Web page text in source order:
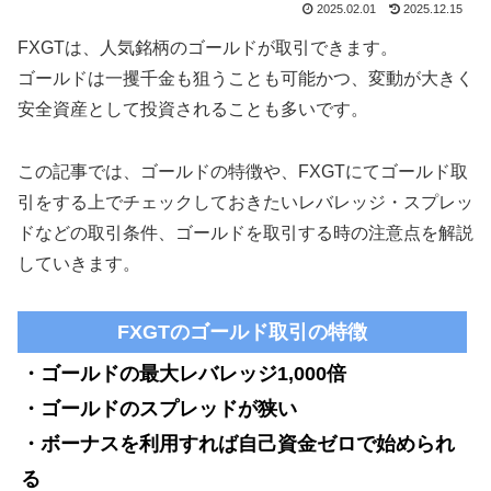
2025.02.01 2025.12.15
FXGTは、人気銘柄のゴールドが取引できます。
ゴールドは一攫千金も狙うことも可能かつ、変動が大きく
安全資産として投資されることも多いです。
この記事では、ゴールドの特徴や、FXGTにてゴールド取
引をする上でチェックしておきたいレバレッジ・スプレッ
ドなどの取引条件、ゴールドを取引する時の注意点を解説
していきます。
FXGTのゴールド取引の特徴
・ゴールドの最大レバレッジ1,000倍
・ゴールドのスプレッドが狭い
・ボーナスを利用すれば自己資金ゼロで始められ
る